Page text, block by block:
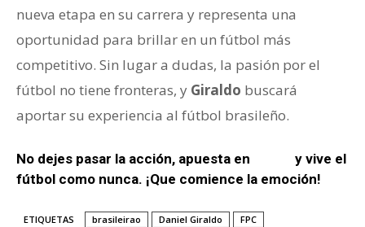
nueva etapa en su carrera y representa una
oportunidad para brillar en un fútbol más
competitivo. Sin lugar a dudas, la pasión por el
fútbol no tiene fronteras, y Giraldo buscará
aportar su experiencia al fútbol brasileño.
No dejes pasar la acción, apuesta en
y vive el
fútbol como nunca. ¡Que comience la emoción!
ETIQUETAS brasileirao Daniel Giraldo
FPC